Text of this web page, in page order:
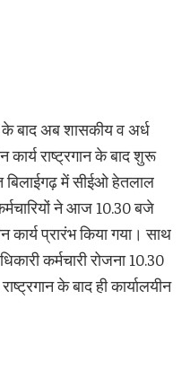
बाद अब शासकीय व अर्ध
कार्य राष्ट्रगान के बाद शुरू
में सीईओ हेतलाल
ने आज 10.30 बजे
कार्य प्रारंभ किया गया। साथ
कर्मचारी रोजना 10.30
के बाद ही कार्यालयीन